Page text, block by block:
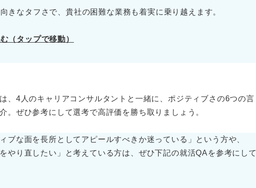
きなタフさで、貴社の困難な業務も着実に乗り越えます。
（タップで移動）
、4人のキャリアコンサルタントと一緒に、ポジティブさの6つの言
。ぜひ参考にして選考で高評価を勝ち取りましょう。
ブな面を長所としてアピールすべきか迷っている」という方や、
やり直したい」と考えている方は、ぜひ下記の就活QAを参考にして